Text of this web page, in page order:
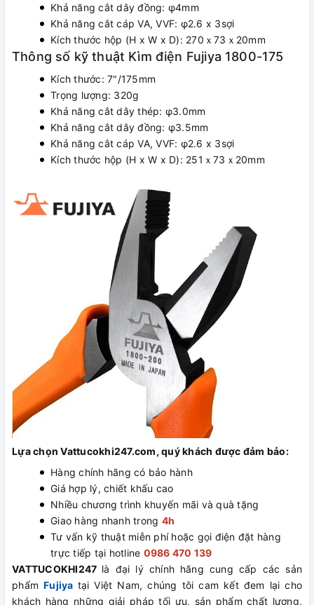
Khả năng cắt dây đồng: φ4mm
Khả năng cắt cáp VA, VVF: φ2.6 x 3sợi
Kích thước hộp (H x W x D): 270ｘ73ｘ20mm
Thông số kỹ thuật Kìm điện Fujiya 1800-175
Kích thước: 7"/175mm
Trọng lượng: 320g
Khả năng cắt dây thép: φ3.0mm
Khả năng cắt dây đồng: φ3.5mm
Khả năng cắt cáp VA, VVF: φ2.6 x 3sợi
Kích thước hộp (H x W x D): 251ｘ73ｘ20mm
Lựa chọn Vattucokhi247.com, quý khách được đảm bảo:
Hàng chính hãng có bảo hành
Giá hợp lý, chiết khấu cao
Nhiều chương trình khuyến mãi và quà tặng
Giao hàng nhanh trong 4h
Tư vấn kỹ thuật miễn phí hoặc gọi điện đặt hàng
trực tiếp tại hotline 0986 470 139
VATTUCOKHI247 là đại lý chính hãng cung cấp các sản
phẩm Fujiya tại Việt Nam, chúng tôi cam kết đem lại cho
khách hàng những giải pháp tối ưu, sản phẩm chất lượng,